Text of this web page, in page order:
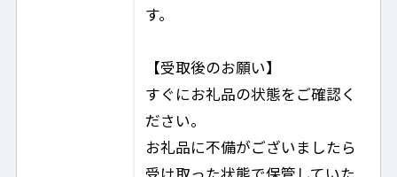
す。
【受取後のお願い】
すぐにお礼品の状態をご確認く
ださい。
お礼品に不備がございましたら